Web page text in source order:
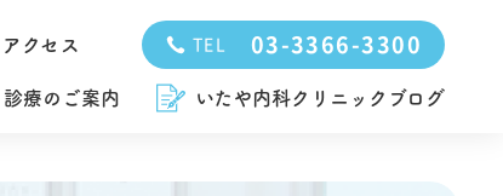
アクセス TEL 03-3366-3300
診療のご案内 いたや内科クリニックブログ